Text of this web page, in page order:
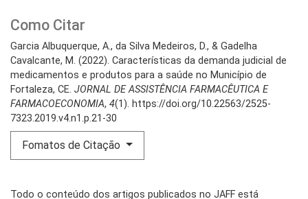
Como Citar
Garcia Albuquerque, A., da Silva Medeiros, D., & Gadelha
Cavalcante, M. (2022). Características da demanda judicial de
medicamentos e produtos para a saúde no Município de
Fortaleza, CE. JORNAL DE ASSISTÊNCIA FARMACÊUTICA E
FARMACOECONOMIA, 4(1). https://doi.org/10.22563/2525-
7323.2019.v4.n1.p.21-30
Fomatos de Citação
Todo o conteúdo dos artigos publicados no JAFF está